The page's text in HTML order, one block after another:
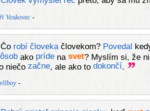
Voskovec-
Čo robí človekačlovekom? Povedal
ako prídena svet? Myslím si, že
niečo začne, ale ako to dokončí
-